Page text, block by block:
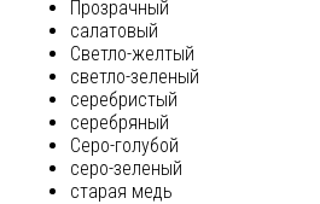
Прозрачный
салатовый
Светло-желтый
светло-зеленый
серебристый
серебряный
Серо-голубой
серо-зеленый
старая медь